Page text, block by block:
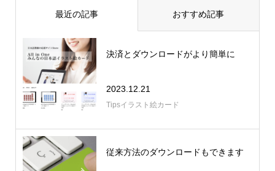
最近の記事 おすすめ記事
決済とダウンロードがより簡単に
2023.12.21
Tipsイラスト絵カード
従来方法のダウンロードもできます